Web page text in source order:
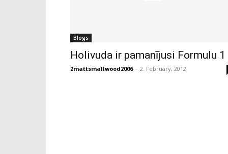
Blogs
Holivuda ir pamanījusi Formulu 1
2mattsmallwood2006 - 2. February, 2012